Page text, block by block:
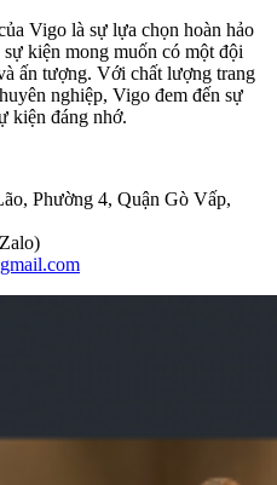
Vigo là sự lựa chọn hoàn hảo
kiện mong muốn có một đội
ấn tượng. Với chất lượng trang
nghiệp, Vigo đem đến sự
kiện đáng nhớ.
Phường 4, Quận Gò Vấp,